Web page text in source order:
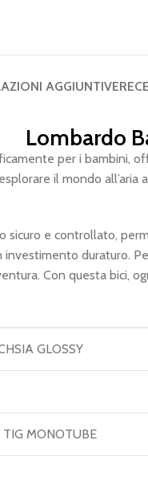
AGGIUNTIVE
Lombardo
per i bambini,
il mondo
sicuro e controllato,
duraturo.
Con questa bici,
GLOSSY
TIG MONOTUBE